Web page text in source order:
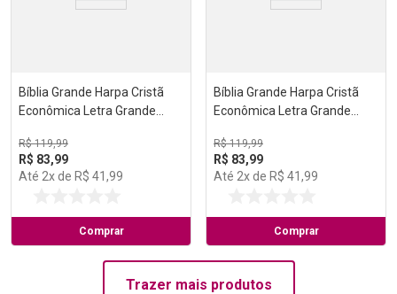
Bíblia Grande Harpa Cristã
Econômica Letra Grande
R$ 119,99
R$ 83,99
Até 2x de R$ 41 ,99
Comprar
Bíblia Grande Harpa Cristã
Econômica Letra Grande
R$ 119,99
R$ 83,99
Até 2x de R$ 41 ,99
Comprar
Trazer mais produtos